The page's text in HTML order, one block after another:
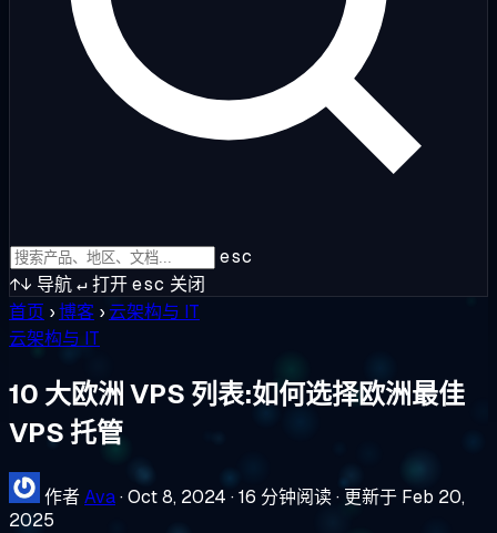
esc
↑↓ 导航↵打开esc 关闭
首页 ›博客 › 云架构与 IT
云架构与 IT
10 大欧洲 VPS 列表:如何选择欧洲最佳
VPS 托管
作者Ava·Oct 8, 2024 ·16 分钟阅读· 更新于 Feb 20,
2025